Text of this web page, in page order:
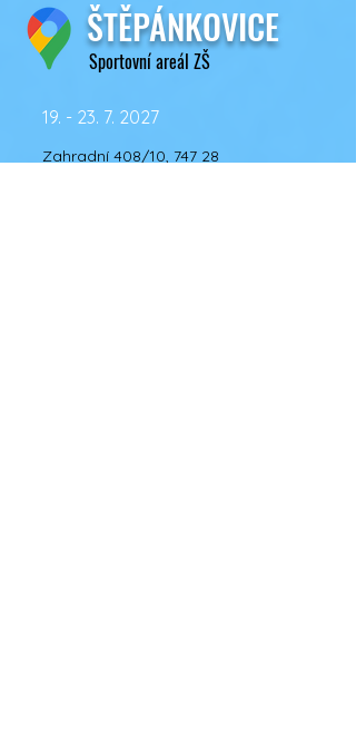
Sportovní areál ZŠ
ŠTĚPÁNKOVICE
19. - 23. 7. 2027
Zahradní 408/10, 747 28